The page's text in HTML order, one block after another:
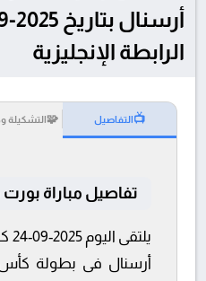
الرابطة الإنجليزية
📺التفاصيل 🧩التشكيلة
تفاصيل مباراة
أرسنال فى بطولة كأس